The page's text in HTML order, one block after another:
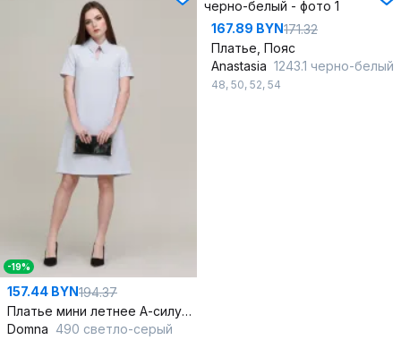
-19%
157.44 BYN194.37
Платье мини летнее А-силуэт, бусины воротник, комфортное
Domna 490 светло-серый
167.89 BYN171.32
Платье, Пояс
Anastasia 1243.1 черно-белый
48, 50, 52, 54